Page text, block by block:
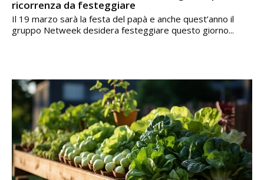
ricorrenza da festeggiare
Il 19 marzo sarà la festa del papà e anche quest’anno il
gruppo Netweek desidera festeggiare questo giorno...